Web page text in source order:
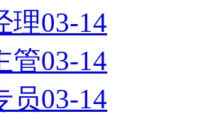
理03-14
管03-14
员03-14